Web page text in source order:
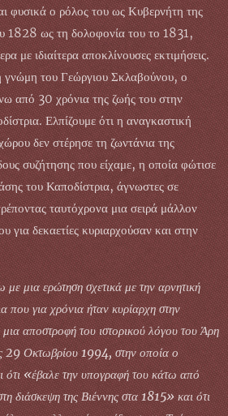
φυσικά ο ρόλος του ως Κυβερνήτη της
1828 ως τη δολοφονία του το 1831,
με ιδιαίτερα αποκλίνουσες εκτιμήσεις.
γνώμη του Γεώργιου Σκλαβούνου, ο
από 30 χρόνια της ζωής του στην
Ελπίζουμε ότι η αναγκαστική
δεν στέρησε τη ζωντάνια της
συζήτησης που είχαμε, η οποία φώτισε
του Καποδίστρια, άγνωστες σε
ταυτόχρονα μια σειρά μάλλον
για δεκαετίες κυριαρχούσαν και στην
με μια ερώτηση σχετικά με την αρνητική
που για χρόνια ήταν κυρίαρχη στην
μια αποστροφή του ιστορικού λόγου του Άρη
29 Οκτωβρίου 1994, στην οποία ο
ότι «έβαλε την υπογραφή του κάτω από
διάσκεψη της Βιέννης στα 1815» και ότι